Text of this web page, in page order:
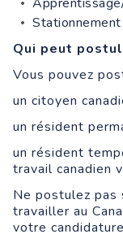
Qui peut
Vous pouvez
un citoyen
un résident
un résident
travail canadien
Ne postulez pas
travailler au
votre